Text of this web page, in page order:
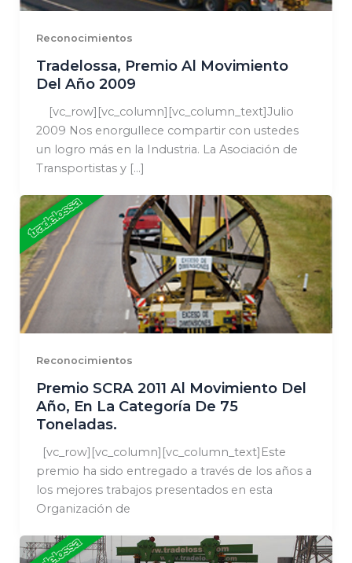
Reconocimientos
Tradelossa, Premio Al Movimiento
Del Año 2009
[vc_row][vc_column][vc_column_text]Julio
2009 Nos enorgullece compartir con ustedes
un logro más en la Industria. La Asociación de
Transportistas y […]
Reconocimientos
Premio SCRA 2011 Al Movimiento Del
Año, En La Categoría De 75
Toneladas.
[vc_row][vc_column][vc_column_text]Este
premio ha sido entregado a través de los años a
los mejores trabajos presentados en esta
Organización de